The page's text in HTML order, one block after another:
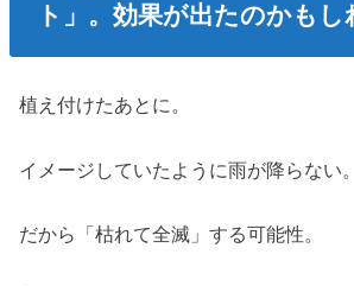
ト」。効果が出たのかもし
植え付けたあとに。
イメージしていたように雨が降らない。
だから「枯れて全滅」する可能性。